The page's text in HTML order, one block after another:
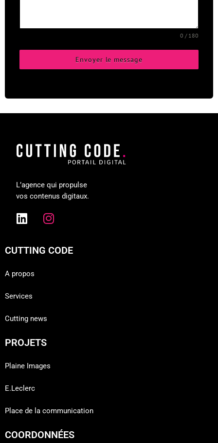
0 / 180
Envoyer le message
L’agence qui propulse
vos contenus digitaux.
CUTTING CODE
A propos
Services
Cutting news
PROJETS
Plaine Images
E.Leclerc
Place de la communication
COORDONNÉES